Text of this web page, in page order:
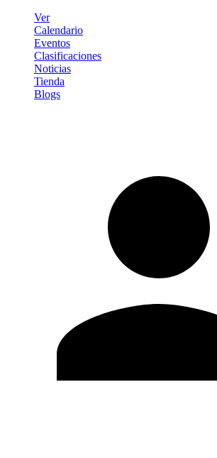
Ver
Calendario
Eventos
Clasificaciones
Noticias
Tienda
Blogs